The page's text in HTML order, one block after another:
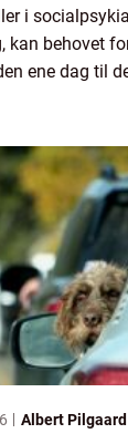
i
kan behovet
ene dag til
Albert Pilgaard